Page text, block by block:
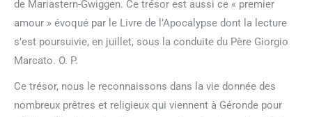
de Mariastern-Gwiggen. Ce trésor est aussi ce « premier
amour » évoqué par le Livre de l’Apocalypse dont la lecture
s’est poursuivie, en juillet, sous la conduite du Père Giorgio
Marcato. O. P.
Ce trésor, nous le reconnaissons dans la vie donnée des
nombreux prêtres et religieux qui viennent à Géronde pour